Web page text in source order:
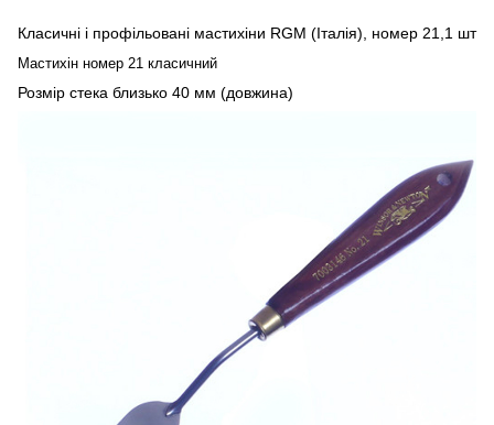
Класичні і профільовані мастихіни RGM (Італія), номер 21,1 шт
Мастихін номер 21 класичний
Розмір стека близько 40 мм (довжина)